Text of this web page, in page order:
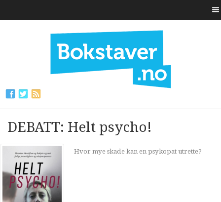
DEBATT: Helt psycho!
Hvor mye skade kan en psykopat utrette?